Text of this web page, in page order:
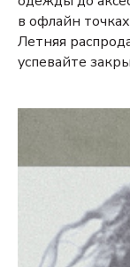
в офлайн
Летняя
успевайте